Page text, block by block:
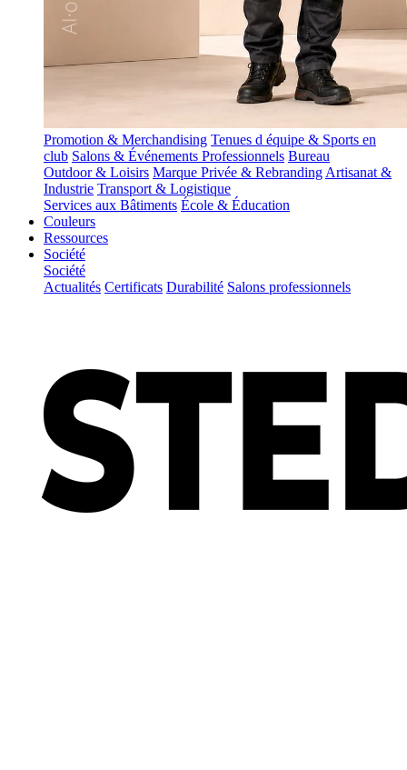
Promotion & Merchandising Tenues d équipe & Sports en
club Salons & Événements Professionnels Bureau
Outdoor & Loisirs Marque Privée & Rebranding Artisanat &
Industrie Transport & Logistique
Services aux Bâtiments École & Éducation
Couleurs
Ressources
Société
Société
Actualités Certificats Durabilité Salons professionnels